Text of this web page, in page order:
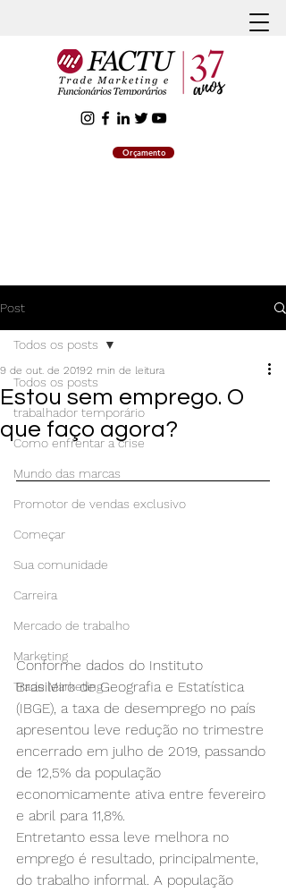
Orçamento
Post
Todos os posts
trabalhador temporário
Como enfrentar a crise
Mundo das marcas
Promotor de vendas exclusivo
Começar
Sua comunidade
Carreira
Mercado de trabalho
Marketing
Trade Marketing
Todos os posts
Estou sem emprego. O
que faço agora?
9 de out. de 20192 min de leitura
Conforme dados do Instituto
Brasileiro de Geografia e Estatística
(IBGE), a taxa de desemprego no país
apresentou leve redução no trimestre
encerrado em julho de 2019, passando
de 12,5% da população
economicamente ativa entre fevereiro
e abril para 11,8%.
Entretanto essa leve melhora no
emprego é resultado, principalmente,
do trabalho informal. A população